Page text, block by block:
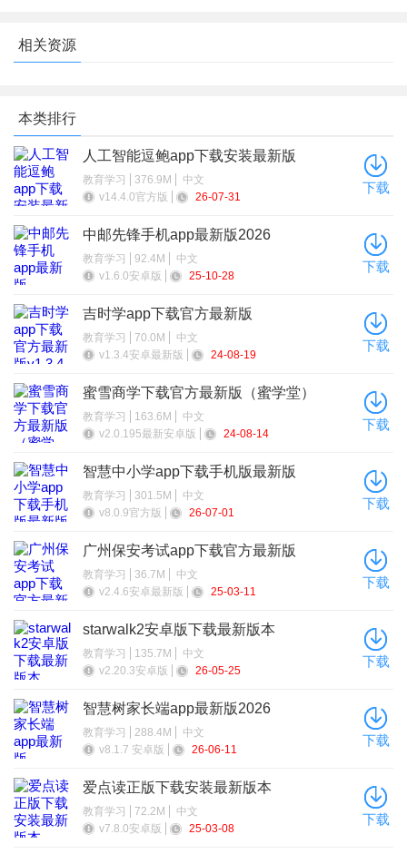
相关资源
本类排行
人工智能逗鲍app下载安装最新版
教育学习 376.9M
中文
v14.4.0官方版
26-07-31
下载
中邮先锋手机app最新版2026
教育学习 92.4M
中文
v1.6.0安卓版
25-10-28
下载
吉时学app下载官方最新版
教育学习 70.0M
中文
v1.3.4安卓最新版
24-08-19
下载
蜜雪商学下载官方最新版（蜜学堂）
教育学习 163.6M
中文
v2.0.195最新安卓版
24-08-14
下载
智慧中小学app下载手机版最新版
教育学习 301.5M
中文
v8.0.9官方版
26-07-01
下载
广州保安考试app下载官方最新版
教育学习 36.7M
中文
v2.4.6安卓最新版
25-03-11
下载
starwalk2安卓版下载最新版本
教育学习 135.7M
中文
v2.20.3安卓版
26-05-25
下载
智慧树家长端app最新版2026
教育学习 288.4M
中文
v8.1.7 安卓版
26-06-11
下载
爱点读正版下载安装最新版本
教育学习 72.2M
中文
v7.8.0安卓版
25-03-08
下载